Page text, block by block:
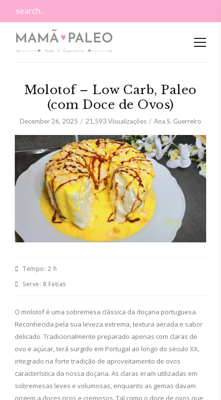
Molotof – Low Carb, Paleo
(com Doce de Ovos)
December 26, 2025 21,593 Visualizações Ana S. Guerreiro
Tempo: 2 h
Serve: 8 Fatias
O molotof é uma sobremesa clássica da doçaria portuguesa.
Reconhecida pela sua leveza extrema, textura aerada e sabor
delicado. Tradicionalmente preparado apenas com claras de
ovo e açúcar, terá surgido em Portugal ao longo do século XX,
integrado na forte tradição de aproveitamento de ovos
característica da nossa doçaria. As claras eram utilizadas em
sobremesas leves e volumosas, enquanto as gemas davam
origem a doces ricos e cremosos. Tal como o doce de ovos que